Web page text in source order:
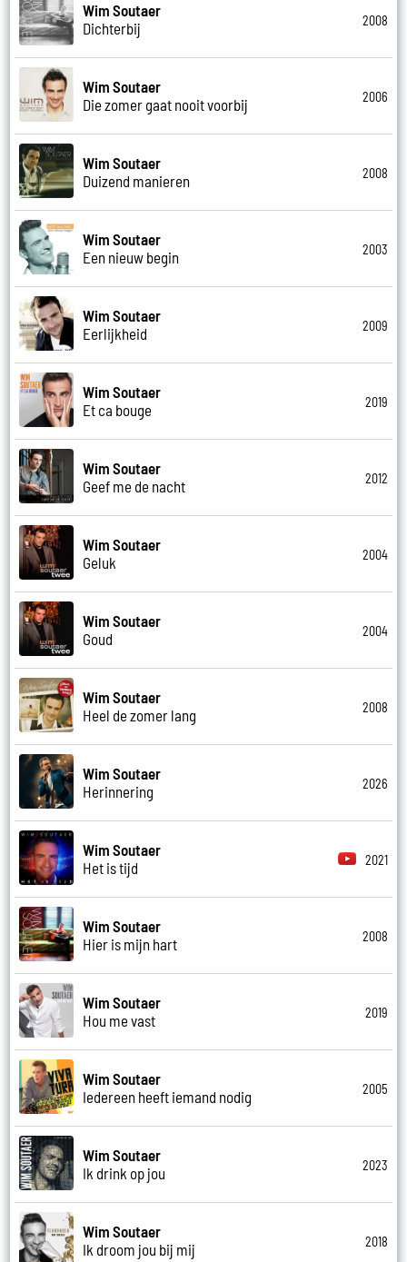
Wim Soutaer
Dichterbij
2008
Wim Soutaer
Die zomer gaat nooit voorbij
2006
Wim Soutaer
Duizend manieren
2008
Wim Soutaer
Een nieuw begin
2003
Wim Soutaer
Eerlijkheid
2009
Wim Soutaer
Et ca bouge
2019
Wim Soutaer
Geef me de nacht
2012
Wim Soutaer
Geluk
2004
Wim Soutaer
Goud
2004
Wim Soutaer
Heel de zomer lang
2008
Wim Soutaer
Herinnering
2026
Wim Soutaer
Het is tijd
2021
Wim Soutaer
Hier is mijn hart
2008
Wim Soutaer
Hou me vast
2019
Wim Soutaer
Iedereen heeft iemand nodig
2005
Wim Soutaer
Ik drink op jou
2023
Wim Soutaer
Ik droom jou bij mij
2018